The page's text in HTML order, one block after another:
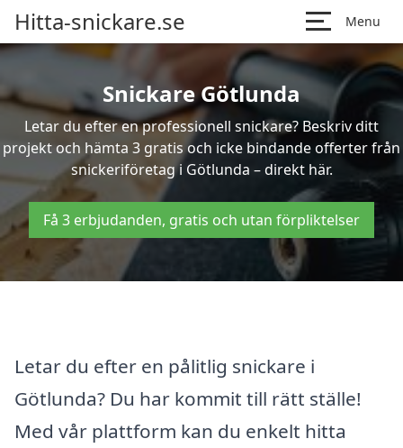
Hitta-snickare.se Menu
Snickare Götlunda
Letar du efter en professionell snickare? Beskriv ditt
projekt och hämta 3 gratis och icke bindande offerter från
snickeriföretag i Götlunda – direkt här.
Få 3 erbjudanden, gratis och utan förpliktelser
Letar du efter en pålitlig snickare i
Götlunda? Du har kommit till rätt ställe!
Med vår plattform kan du enkelt hitta